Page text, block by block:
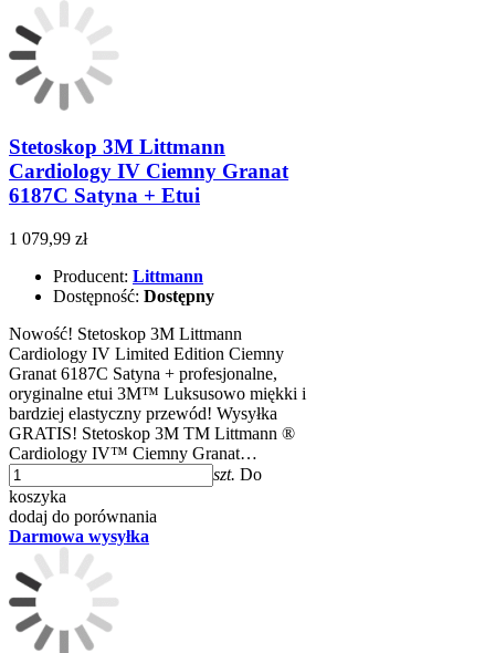
Stetoskop 3M Littmann
Cardiology IV Ciemny Granat
6187C Satyna + Etui
1 079,99 zł
Producent: Littmann
Dostępność: Dostępny
Nowość! Stetoskop 3M Littmann
Cardiology IV Limited Edition Ciemny
Granat 6187C Satyna + profesjonalne,
oryginalne etui 3M™ Luksusowo miękki i
bardziej elastyczny przewód! Wysyłka
GRATIS! Stetoskop 3M TM Littmann ®
Cardiology IV™ Ciemny Granat…
szt. Do
koszyka
dodaj do porównania
Darmowa wysyłka